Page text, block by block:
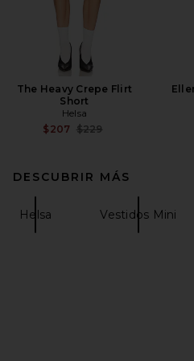
The Heavy Crepe Flirt
Short
Helsa
$207 Previous price:
$229
DESCUBRIR MÁS
Helsa Vestidos Mini